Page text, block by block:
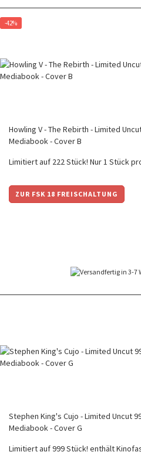
-42%
Howling V - The Rebirth - Limited
Mediabook - Cover B
Limitiert auf 222 Stück! Nur 1 Stück
ZUR FSK 18 FREISCHALTUNG
Stephen King's Cujo - Limited Uncut
Mediabook - Cover G
Limitiert auf 999 Stück! enthält